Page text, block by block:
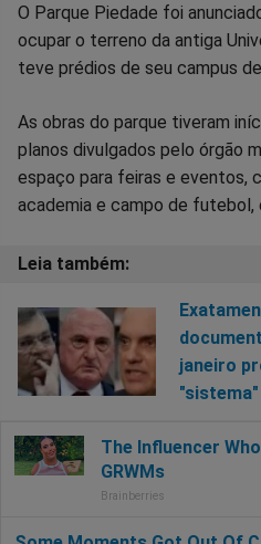
O Parque Piedade foi
ocupar o terreno da antiga
teve prédios de seu campus
As obras do parque tiveram
planos divulgados pelo órgão
espaço para feiras e eventos,
academia e campo de
janeiro
"sistema"